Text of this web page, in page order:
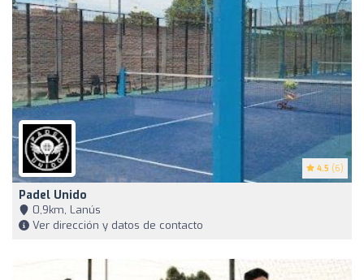
4.5 (6)
Padel Unido
0,9km, Lanús
Ver dirección y datos de contacto